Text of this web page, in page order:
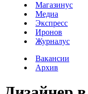
Магазинус
Медиа
Экспресс
Иронов
Журналус
Вакансии
Архив